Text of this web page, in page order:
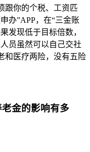
跟你的个税、工资匹
办”APP，在“三金账
发现低于目标倍数，
员虽然可以自己交社
和医疗两险，没有五险
金的影响有多